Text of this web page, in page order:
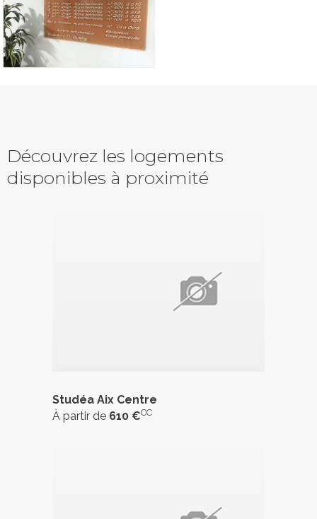
Découvrez les logements
disponibles à proximité
Studéa Aix Centre
À partir de 610 €CC